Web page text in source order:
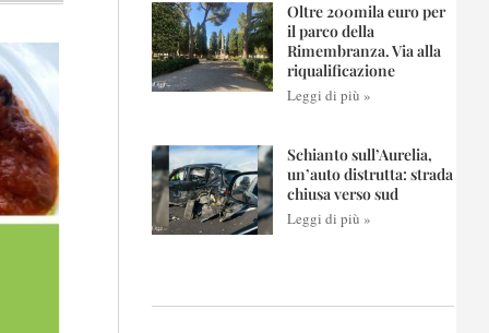
Oltre 200mila euro per
il parco della
Rimembranza. Via alla
riqualificazione
Leggi di più »
Schianto sull’Aurelia,
un’auto distrutta: strada
chiusa verso sud
Leggi di più »